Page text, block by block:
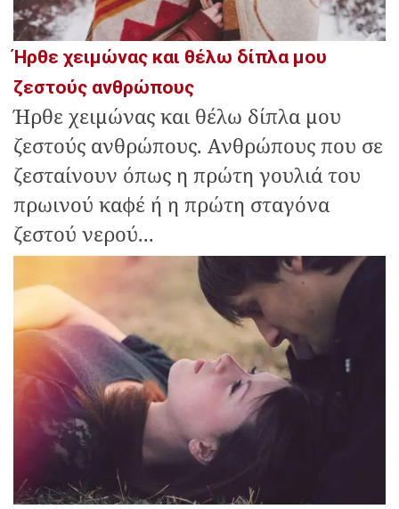
Ήρθε χειμώνας και θέλω δίπλα μου
ζεστούς ανθρώπους
Ήρθε χειμώνας και θέλω δίπλα μου
ζεστούς ανθρώπους. Ανθρώπους που σε
ζεσταίνουν όπως η πρώτη γουλιά του
πρωινού καφέ ή η πρώτη σταγόνα
ζεστού νερού...